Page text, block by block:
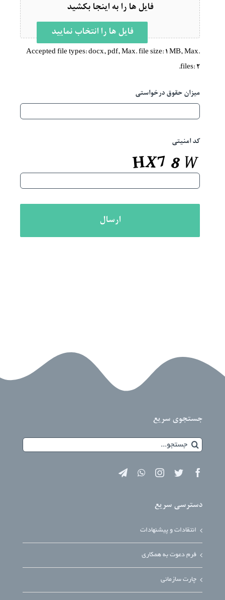
فایل ها را به اینجا بکشید
فایل ها را انتخاب نمایید
Accepted file types: docx, pdf, Max. file size: 1 MB, Max.
files: 2.
میزان حقوق درخواستی
کد امنیتی
جستجوی سریع
جستجو
دسترسی سریع
انتقادات و پیشنهادات
فرم دعوت به همکاری
چارت سازمانی